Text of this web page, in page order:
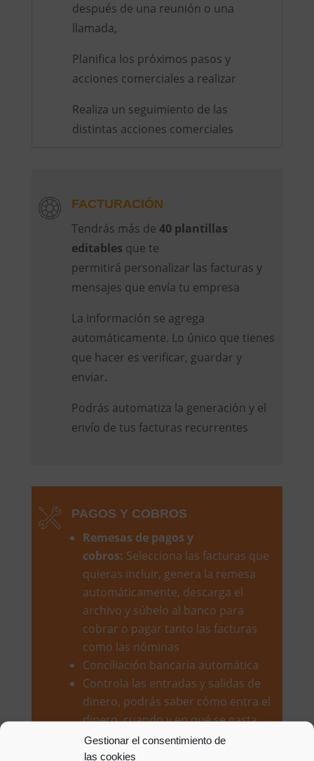
Gestionar el consentimiento de
las cookies
después de una reunión o una
llamada,
Planifica los próximos pasos y
acciones comerciales a realizar
Realiza un seguimiento de las
distintas acciones comerciales
FACTURACIÓN
Tendrás más de 40 plantillas
editables que te
permitirá personalizar las facturas y
mensajes que envía tu empresa
La información se agrega
automáticamente. Lo único que tienes
que hacer es verificar, guardar y
enviar.
Podrás automatiza la generación y el
envío de tus facturas recurrentes
PAGOS Y COBROS
Remesas de pagos y
cobros: Selecciona las facturas que
quieras incluir, genera la remesa
automáticamente, descarga el
archivo y súbelo al banco para
cobrar o pagar tanto las facturas
como las nóminas
Conciliación bancaria automática
Controla las entradas y salidas de
dinero, podrás saber cómo entra el
dinero, cuando y en qué se gasta